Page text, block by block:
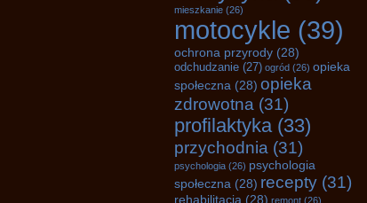
mieszkanie (26)
motocykle (39)
ochrona przyrody (28)
odchudzanie (27) ogród (26) opieka
społeczna (28) opieka
zdrowotna (31)
profilaktyka(33)
przychodnia (31)
psychologia (26) psychologia
społeczna (28) recepty (31)
rehabilitacja (28) remont (26)